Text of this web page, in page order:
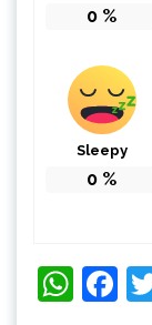
0 %
Sleepy
0 %